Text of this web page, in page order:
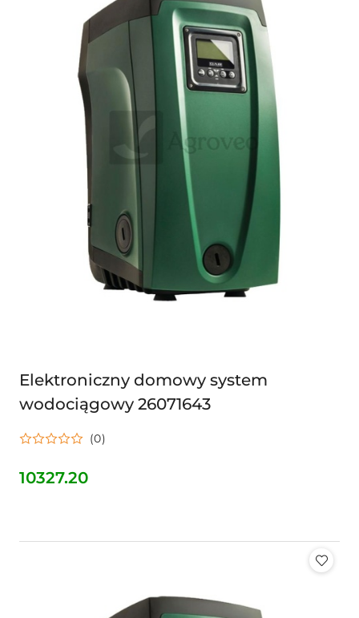
Elektroniczny domowy system
wodociągowy 26071643
(0)
Cena:
10327.20